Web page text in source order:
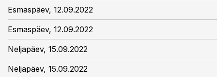
Esmaspäev, 12.09.2022
Esmaspäev, 12.09.2022
Neljapäev, 15.09.2022
Neljapäev, 15.09.2022